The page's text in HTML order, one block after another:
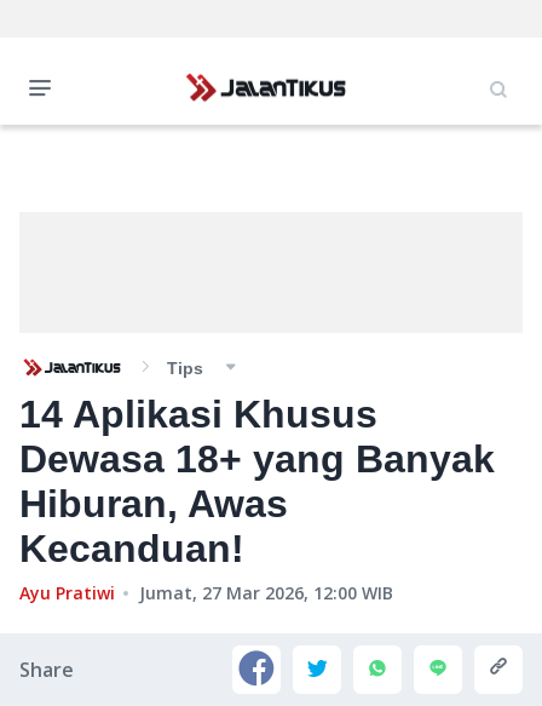
Tips
14 Aplikasi Khusus
Dewasa 18+ yang Banyak
Hiburan, Awas
Kecanduan!
Ayu Pratiwi Jumat, 27 Mar 2026, 12:00 WIB
Share